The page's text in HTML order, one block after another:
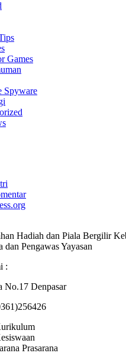
Games
Spyware
Hadiah dan Piala Bergilir
dan Pengawas Yayasan
:
No.17 Denpasar
Prasarana